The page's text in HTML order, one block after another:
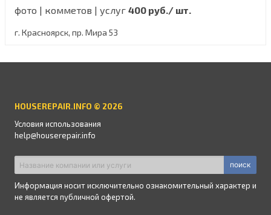
фото | комметов | услуг 400 руб./ шт.
г. Красноярск, пр. Мира 53
HOUSEREPAIR.INFO © 2026
Условия использования
help@houserepair.info
поиск
Информация носит исключительно ознакомительный характер и
не является публичной офертой.